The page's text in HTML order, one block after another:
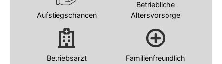
Aufstiegschancen
Betriebliche
Altersvorsorge
Betriebsarzt Familienfreundlich